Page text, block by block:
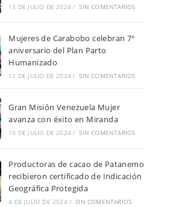
13 DE JULIO DE 2024 / SIN COMENTARIOS
Mujeres de Carabobo celebran 7°
aniversario del Plan Parto
Humanizado
12 DE JULIO DE 2024 / SIN COMENTARIOS
Gran Misión Venezuela Mujer
avanza con éxito en Miranda
10 DE JULIO DE 2024 / SIN COMENTARIOS
Productoras de cacao de Patanemo
recibieron certificado de Indicación
Geográfica Protegida
4 DE JULIO DE 2024 / SIN COMENTARIOS